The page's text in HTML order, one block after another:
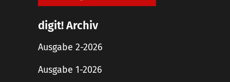
digit! Archiv
Ausgabe 2-2026
Ausgabe 1-2026